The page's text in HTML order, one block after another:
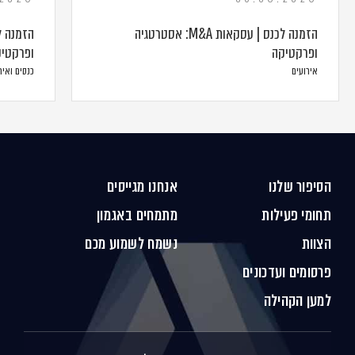
הזמנה לכנס | עסקאות M&A: אסטרטגיה
ופרקטיקה
אירועים כנסים
הסיפור שלנו
תחומי פעילות
הצוות
פרסומים ועדכונים
למען הקהילה
אנחנו מגייסים
מתמחים באגמון
נשמח לשמוע מכם